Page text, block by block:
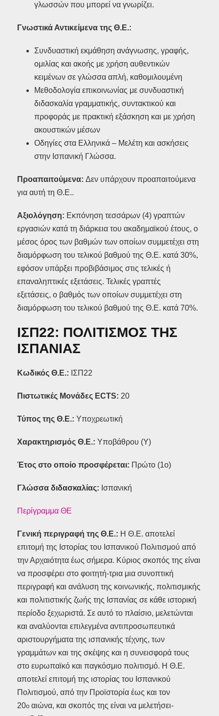
γλωσσών που μπορεί να γνωρίζει.
Γνωστικά Αντικείμενα της Θ.Ε.:
Συνδυαστική εκμάθηση ανάγνωσης, γραφής,
ομιλίας και ακοής με χρήση αυθεντικών
κειμένων σε γλώσσα απλή, καθομιλουμένη
Μεθοδολογία επικοινωνίας με συνδυαστική
διδασκαλία γραμματικής, συντακτικού και
προφοράς με πρακτική εξάσκηση και με χρήση
ακουστικών μέσων
Οδηγίες στα Ελληνικά – Μελέτη και ασκήσεις
στην Ισπανική Γλώσσα.
Προαπαιτούμενα: Δεν υπάρχουν προαπαιτούμενα
για αυτή τη Θ.Ε..
Αξιολόγηση: Εκπόνηση τεσσάρων (4) γραπτών
εργασιών κατά τη διάρκεια του ακαδημαϊκού έτους, ο
μέσος όρος των βαθμών των οποίων συμμετέχει στη
διαμόρφωση του τελικού βαθμού της Θ.Ε. κατά 30%,
εφόσον υπάρξει προβιβάσιμος στις τελικές ή
επαναληπτικές εξετάσεις. Τελικές γραπτές
εξετάσεις, ο βαθμός των οποίων συμμετέχει στη
διαμόρφωση του τελικού βαθμού της Θ.Ε. κατά 70%.
ΙΣΠ22: ΠΟΛΙΤΙΣΜΟΣ ΤΗΣ
ΙΣΠΑΝΙΑΣ
Κωδικός Θ.Ε.: ΙΣΠ22
Πιστωτικές Μονάδες ECTS: 20
Τύπος της Θ.Ε.: Yποχρεωτική
Χαρακτηρισμός Θ.Ε.: Υποβάθρου (Υ)
Έτος στο οποίο προσφέρεται: Πρώτο (1ο)
Γλώσσα διδασκαλίας: Ισπανική
Περίγραμμα ΘΕ
Γενική περιγραφή της Θ.Ε.: Η Θ.Ε. αποτελεί
επιτομή της Ιστορίας του Ισπανικού Πολιτισμού από
την Αρχαιότητα έως σήμερα. Κύριος σκοπός της είναι
να προσφέρει στο φοιτητή-τρια μια συνοπτική
περιγραφή και ανάλυση της κοινωνικής, πολιτισμικής
και πολιτιστικής ζωής της Ισπανίας σε κάθε ιστορική
περίοδο ξεχωριστά. Σε αυτό το πλαίσιο, μελετώνται
και αναλύονται επιλεγμένα αντιπροσωπευτικά
αριστουργήματα της ισπανικής τέχνης, των
γραμμάτων και της σκέψης και η συνεισφορά τους
στο ευρωπαϊκό και παγκόσμιο πολιτισμό. Η Θ.Ε.
αποτελεί επιτομή της ιστορίας του Ισπανικού
Πολιτισμού, από την Προϊστορία έως και τον
20ο αιώνα, και σκοπός της είναι να μελετήσει-